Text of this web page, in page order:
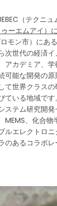
（テクニ
ーエムアイ）
モン市）にある
次世代の経済
アカデミア、
可能な開発の
て世界クラス
ている地域で
ステム研究開
MEMS、化合物
ルエレクトロ
のあるコラボ